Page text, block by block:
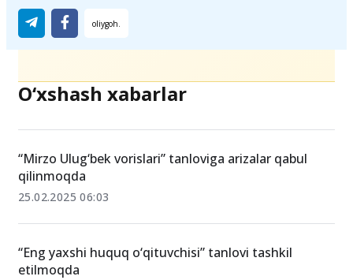
O‘xshash xabarlar
“Mirzo Ulug‘bek vorislari” tanloviga arizalar qabul
qilinmoqda
25.02.2025 06:03
“Eng yaxshi huquq o‘qituvchisi” tanlovi tashkil
etilmoqda